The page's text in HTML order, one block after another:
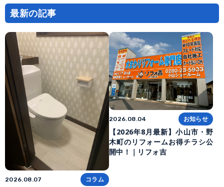
最新の記事
2026.08.07 コラム
2026.08.04 お知らせ
【2026年8月最新】小山市・野
木町のリフォームお得チラシ公
開中！｜リフォ吉